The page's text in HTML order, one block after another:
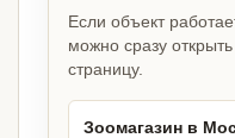
Если объект
можно сразу
страницу.
Зоомагазин в